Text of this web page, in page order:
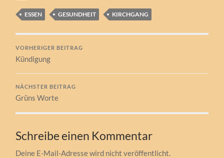
ESSEN GESUNDHEIT KIRCHGANG
VORHERIGER BEITRAG
Kündigung
NÄCHSTER BEITRAG
Grüns Worte
Schreibe einen Kommentar
Deine E-Mail-Adresse wird nicht veröffentlicht.